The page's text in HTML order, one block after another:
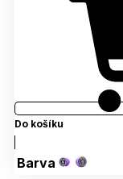
Do košíku
Barva